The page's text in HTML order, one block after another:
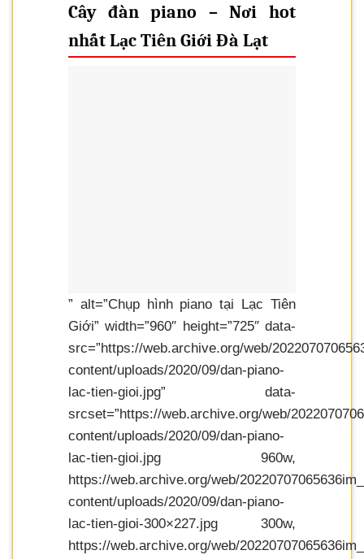
Cây đàn piano – Nơi hot
nhất Lạc Tiên Giới Đà Lạt
” alt=”Chụp hình piano tại Lạc Tiên
Giới” width=”960″ height=”725″ data-
src=”https://web.archive.org/web/
content/uploads/2020/09/dan-piano-
lac-tien-gioi.jpg” data-
srcset=”https://web.archive.org/web/
content/uploads/2020/09/dan-piano-
lac-tien-gioi.jpg 960w,
https://web.archive.org/web/
content/uploads/2020/09/dan-piano-
lac-tien-gioi-300×227.jpg 300w,
https://web.archive.org/web/